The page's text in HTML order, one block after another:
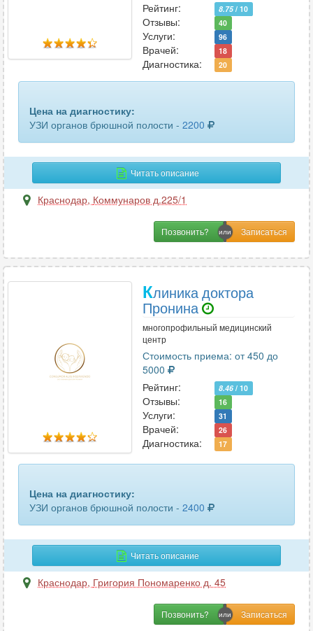
Рейтинг:
8.75/ 10
Отзывы: 40
Услуги: 96
Врачей: 18
Диагностика: 20
Цена на диагностику:
УЗИ органов брюшной полости - 2200
Читать описание
Краснодар, Коммунаров д.225/1
Позвонить?
Клиника доктора
Пронина
многопрофильный медицинский
центр
Стоимость приема: от 450 до
5000
Рейтинг:
8.46 / 10
Отзывы: 16
Услуги: 31
Врачей: 26
Диагностика: 17
Цена на диагностику:
УЗИ органов брюшной полости - 2400
Читать описание
Краснодар, Григория Пономаренко д. 45
Позвонить?